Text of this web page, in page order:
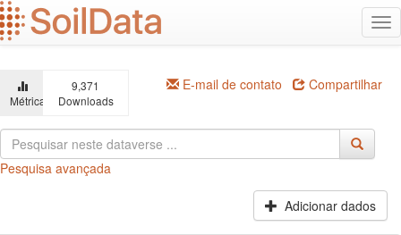
Ir
para
o
principal
Métricas
9,371
Downloads
E-mail de contato Compartilhar
Pesquisa avançada
Adicionar dados